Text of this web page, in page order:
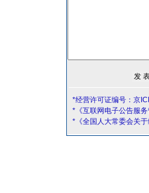
*经营许可证编号：京
*《互联网电子公告服务
*《全国人大常委会关于